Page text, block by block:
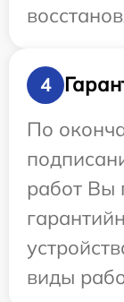
4
По
работ Вы
виды